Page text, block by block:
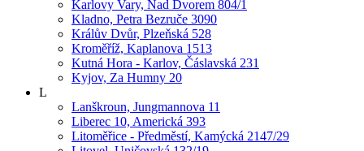
Karlovy Vary, Nad Dvorem 804/1
Kladno, Petra Bezruče 3090
Králův Dvůr, Plzeňská 528
Kroměříž, Kaplanova 1513
Kutná Hora - Karlov, Čáslavská 231
Kyjov, Za Humny 20
L
Lanškroun, Jungmannova 11
Liberec 10, Americká 393
Litoměřice - Předměstí, Kamýcká 2147/29